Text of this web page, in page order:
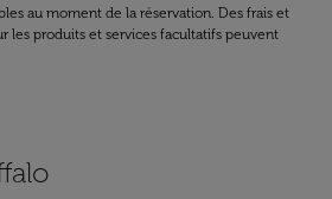
au moment de la réservation. Des frais et
les produits et services facultatifs peuvent